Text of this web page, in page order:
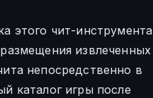
этого чит-инструмента
извлеченных
непосредственно в
каталог игры после